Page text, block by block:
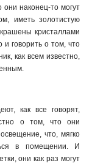
наконец-то могут
иметь золотистую
кристаллами
говорить о том, что
как всем известно,
как все говорят,
о том, что они
что, мягко
в помещении. И
они как раз могут